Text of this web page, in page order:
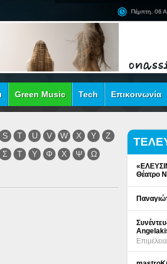
Πέμπτη, 06
Green Music Tech Επικοινωνία
S T U V W X Y
Z
Σ Τ Υ Φ Χ Ψ
Ω
Θέατρο